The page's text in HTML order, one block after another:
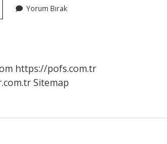
Yorum Bırak
https://pofs.com.tr
Sitemap